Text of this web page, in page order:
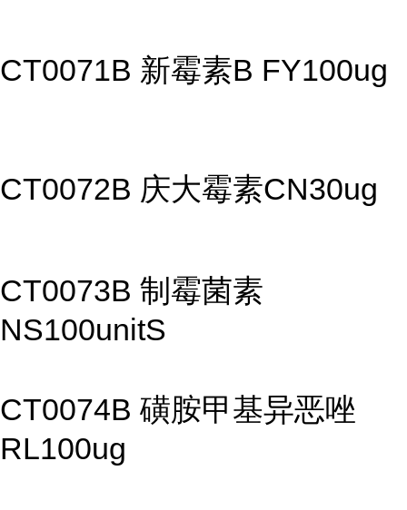
CT0071B 新霉素B FY100ug
CT0072B 庆大霉素CN30ug
CT0073B 制霉菌素
NS100unitS
CT0074B 磺胺甲基异恶唑
RL100ug